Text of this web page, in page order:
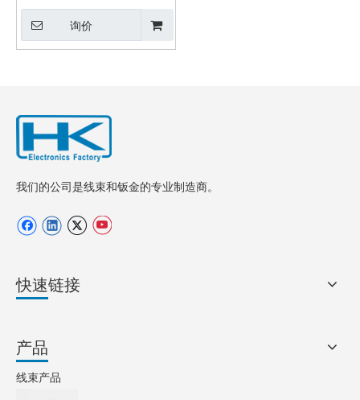
询价
我们的公司是线束和钣金的专业制造商。
快速链接
产品
线束产品